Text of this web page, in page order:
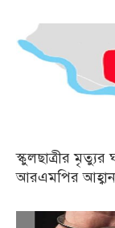
স্কুলছাত্রীর
আরএমপির আহ্বান